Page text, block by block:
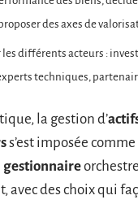
des axes de
différents acteurs :
techniques,
la gestion d’
s’est imposée
gestionnaire
avec des choix qui